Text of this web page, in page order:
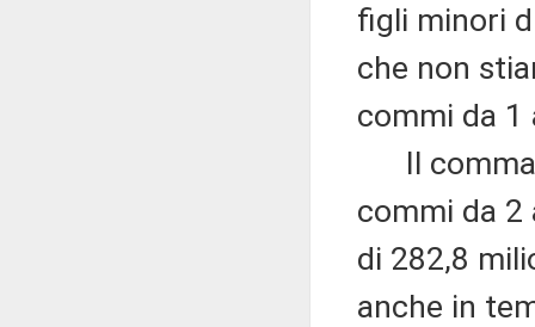
figli minori
che non
commi da 1
Il comma
commi da 2
di 282,8
anche in